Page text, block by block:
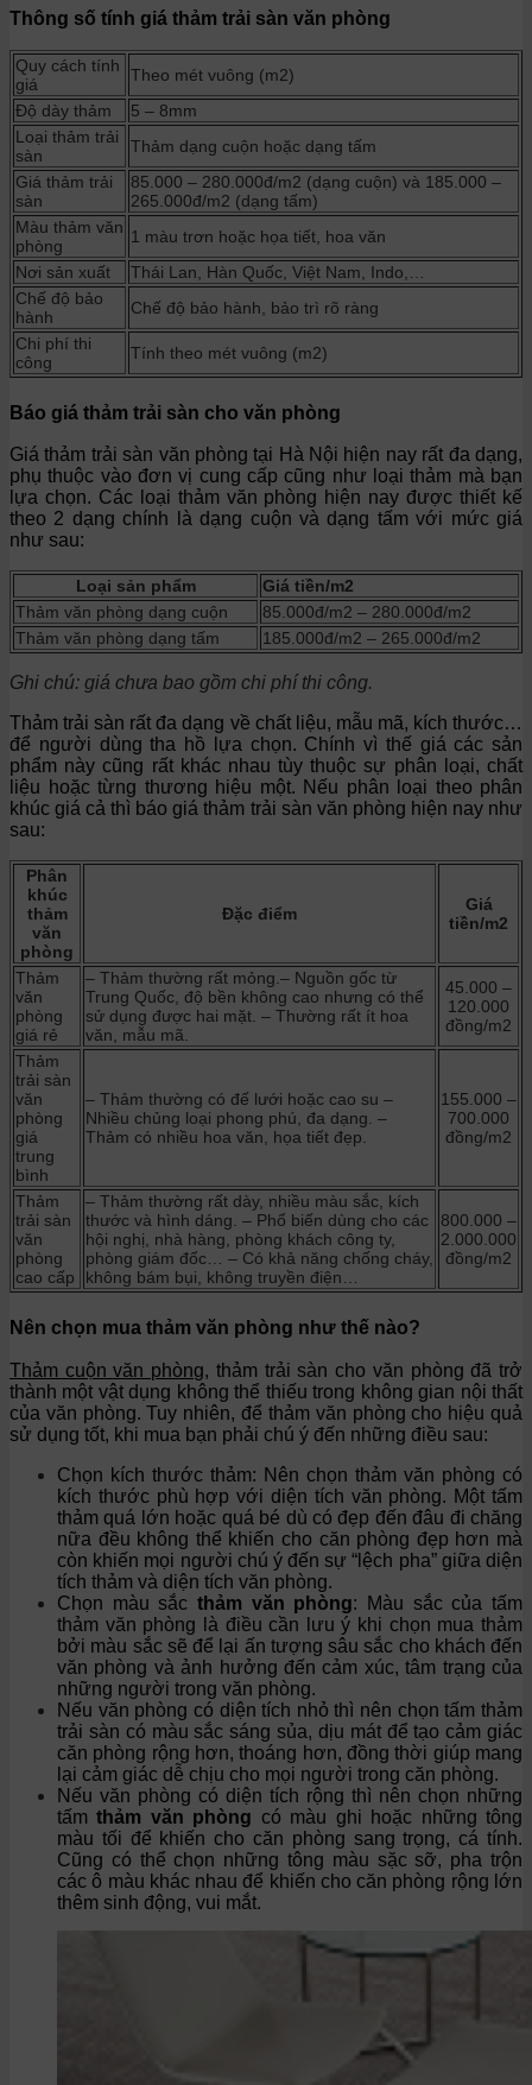
Thông số tính giá thảm trải sàn văn phòng
Quy cách tính
giá
Theo mét vuông (m2)
Độ dày thảm
5 – 8mm
Loại thảm trải
sàn
Thảm dạng cuộn hoặc dạng tấm
Giá thảm trải
sàn
85.000 – 280.000đ/m2 (dạng cuộn) và 185.000 –
265.000đ/m2 (dạng tấm)
Màu thảm văn
phòng
1 màu trơn hoặc họa tiết, hoa văn
Nơi sản xuất
Thái Lan, Hàn Quốc, Việt Nam, Indo,…
Chế độ bảo
hành
Chế độ bảo hành, bảo trì rõ ràng
Chi phí thi
công
Tính theo mét vuông (m2)
Báo giá thảm trải sàn cho văn phòng
Giá thảm trải sàn văn phòng tại Hà Nội hiện nay rất đa dạng,
phụ thuộc vào đơn vị cung cấp cũng như loại thảm mà bạn
lựa chọn. Các loại thảm văn phòng hiện nay được thiết kế
theo 2 dạng chính là dạng cuộn và dạng tấm với mức giá
như sau:
Loại sản phẩm
Giá tiền/m2
Thảm văn phòng dạng cuộn
85.000đ/m2 – 280.000đ/m2
Thảm văn phòng dạng tấm
185.000đ/m2 – 265.000đ/m2
Ghi chú: giá chưa bao gồm chi phí thi công.
Thảm trải sàn rất đa dạng về chất liệu, mẫu mã, kích thước…
để người dùng tha hồ lựa chọn. Chính vì thế giá các sản
phẩm này cũng rất khác nhau tùy thuộc sự phân loại, chất
liệu hoặc từng thương hiệu một. Nếu phân loại theo phân
khúc giá cả thì báo giá thảm trải sàn văn phòng hiện nay như
sau:
Phân
khúc
thảm
văn
phòng
Đặc điểm
Giá
tiền/m2
Thảm
văn
phòng
giá rẻ
– Thảm thường rất mỏng.– Nguồn gốc từ
Trung Quốc, độ bền không cao nhưng có thể
sử dụng được hai mặt. – Thường rất ít hoa
văn, mẫu mã.
45.000 –
120.000
đồng/m2
Thảm
trải sàn
văn
phòng
giá
trung
bình
– Thảm thường có đế lưới hoặc cao su –
Nhiều chủng loại phong phú, đa dạng. –
Thảm có nhiều hoa văn, họa tiết đẹp.
155.000 –
700.000
đồng/m2
Thảm
trải sàn
văn
phòng
cao cấp
– Thảm thường rất dày, nhiều màu sắc, kích
thước và hình dáng. – Phổ biến dùng cho các
hội nghị, nhà hàng, phòng khách công ty,
phòng giám đốc… – Có khả năng chống cháy,
không bám bụi, không truyền điện…
800.000 –
2.000.000
đồng/m2
Nên chọn mua thảm văn phòng như thế nào?
Thảm cuộn văn phòng, thảm trải sàn cho văn phòng đã trở
thành một vật dụng không thể thiếu trong không gian nội thất
của văn phòng. Tuy nhiên, để thảm văn phòng cho hiệu quả
sử dụng tốt, khi mua bạn phải chú ý đến những điều sau:
Chọn kích thước thảm: Nên chọn thảm văn phòng có
kích thước phù hợp với diện tích văn phòng. Một tấm
thảm quá lớn hoặc quá bé dù có đẹp đến đâu đi chăng
nữa đều không thể khiến cho căn phòng đẹp hơn mà
còn khiến mọi người chú ý đến sự “lệch pha” giữa diện
tích thảm và diện tích văn phòng.
Chọn màu sắc thảm văn phòng: Màu sắc của tấm
thảm văn phòng là điều cần lưu ý khi chọn mua thảm
bởi màu sắc sẽ để lại ấn tượng sâu sắc cho khách đến
văn phòng và ảnh hưởng đến cảm xúc, tâm trạng của
những người trong văn phòng.
Nếu văn phòng có diện tích nhỏ thì nên chọn tấm thảm
trải sàn có màu sắc sáng sủa, dịu mát để tạo cảm giác
căn phòng rộng hơn, thoáng hơn, đồng thời giúp mang
lại cảm giác dễ chịu cho mọi người trong căn phòng.
Nếu văn phòng có diện tích rộng thì nên chọn những
tấmthảm văn phòng có màu ghi hoặc những tông
màu tối để khiến cho căn phòng sang trọng, cá tính.
Cũng có thể chọn những tông màu sặc sỡ, pha trộn
các ô màu khác nhau để khiến cho căn phòng rộng lớn
thêm sinh động, vui mắt.